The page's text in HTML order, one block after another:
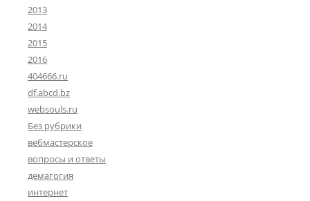
2013
2014
2015
2016
404666.ru
df.abcd.bz
websouls.ru
Без рубрики
вебмастерское
вопросы и ответы
демагогия
интернет